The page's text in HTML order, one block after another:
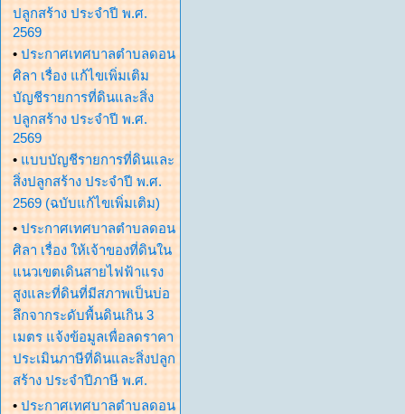
ปลูกสร้าง ประจำปี พ.ศ.
2569
• ประกาศเทศบาลตำบลดอน
ศิลา เรื่อง แก้ไขเพิ่มเติม
บัญชีรายการที่ดินและสิ่ง
ปลูกสร้าง ประจำปี พ.ศ.
2569
• แบบบัญชีรายการที่ดินและ
สิ่งปลูกสร้าง ประจำปี พ.ศ.
2569 (ฉบับแก้ไขเพิ่มเติม)
• ประกาศเทศบาลตำบลดอน
ศิลา เรื่อง ให้เจ้าของที่ดินใน
แนวเขตเดินสายไฟฟ้าแรง
สูงและที่ดินที่มีสภาพเป็นบ่อ
ลึกจากระดับพื้นดินเกิน 3
เมตร แจ้งข้อมูลเพื่อลดราคา
ประเมินภาษีที่ดินและสิ่งปลูก
สร้าง ประจำปีภาษี พ.ศ.
• ประกาศเทศบาลตำบลดอน